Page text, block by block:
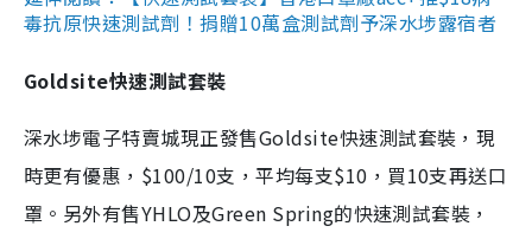
毒抗原快速測試劑！捐贈10萬盒測試劑予深水埗露宿者
Goldsite快速測試套裝
深水埗電子特賣城現正發售Goldsite快速測試套裝，現
時更有優惠，$100/10支，平均每支$10，買10支再送口
罩。另外有售YHLO及Green Spring的快速測試套裝，